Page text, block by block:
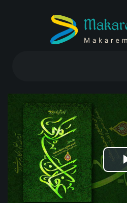
Play
Video